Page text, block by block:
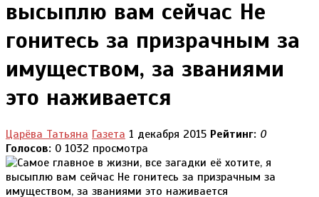
высыплю вам сейчас Не
гонитесь за призрачным за
имуществом, за званиями
это наживается
Царёва Татьяна Газета 1 декабря 2015 Рейтинг: 0
Голосов: 0 1032 просмотра